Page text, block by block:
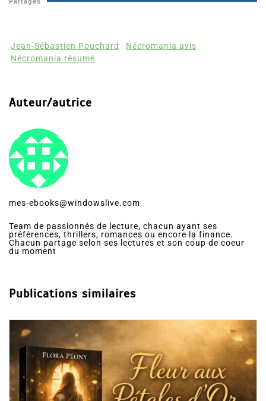
Jean-Sébastien Pouchard
Nécromania avis
Nécromania résumé
Auteur/autrice
mes-ebooks@windowslive.com
Team de passionnés de lecture, chacun ayant ses
préférences, thrillers, romances ou encore la finance.
Chacun partage selon ses lectures et son coup de coeur
du moment
Publications similaires